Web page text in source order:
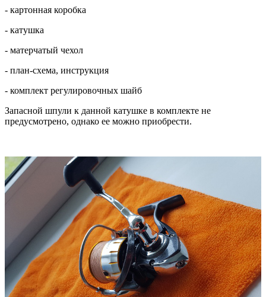
- картонная коробка
- катушка
- матерчатый чехол
- план-схема, инструкция
- комплект регулировочных шайб
Запасной шпули к данной катушке в комплекте не
предусмотрено, однако ее можно приобрести.